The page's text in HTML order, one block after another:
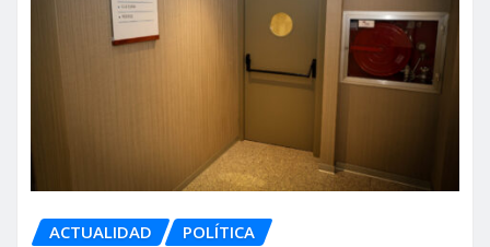
ACTUALIDAD POLÍTICA